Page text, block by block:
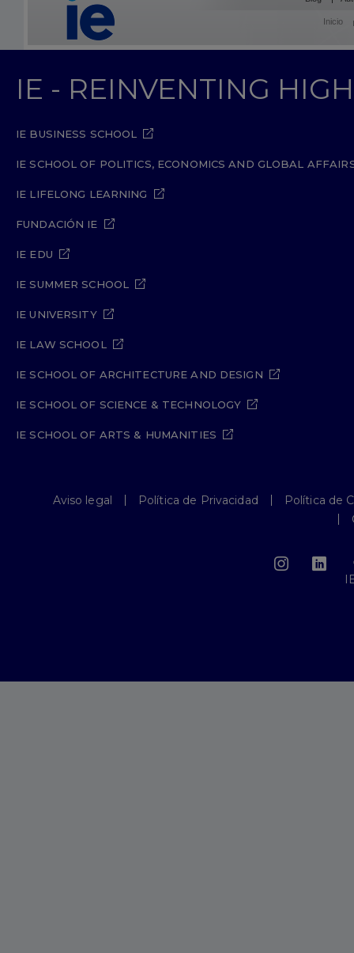
Inicio
IE - REINVENTING
IE BUSINESS SCHOOL
IE SCHOOL OF POLITICS, ECONOMICS AND GLOBAL
IE LIFELONG LEARNING
FUNDACIÓN IE
IE EDU
IE SUMMER SCHOOL
IE UNIVERSITY
IE LAW SCHOOL
IE SCHOOL OF ARCHITECTURE AND DESIGN
IE SCHOOL OF SCIENCE & TECHNOLOGY
IE SCHOOL OF ARTS & HUMANITIES
Aviso legal Política de Privacidad
Política de